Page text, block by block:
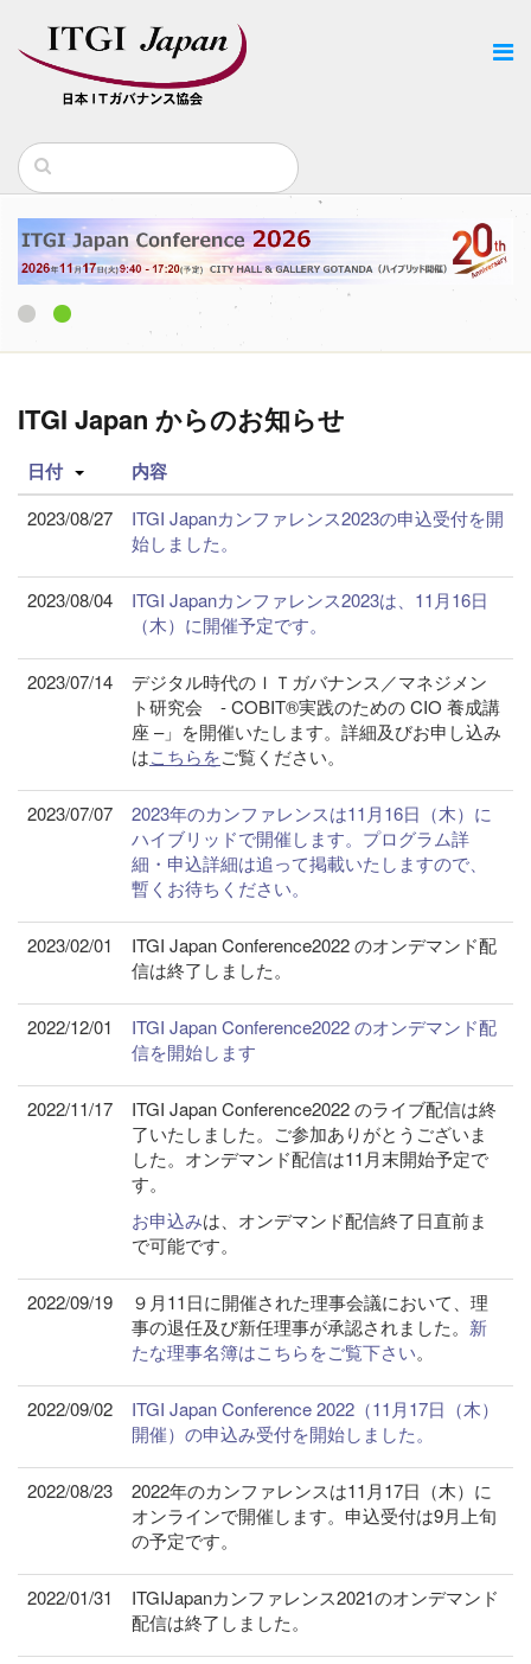
ITGI Japan からのお知らせ
日付 内容
2023/08/27
ITGI Japanカンファレンス2023の申込受付を開
始しました。
2023/08/04
ITGI Japanカンファレンス2023は、11月16日
（木）に開催予定です。
2023/07/14
デジタル時代のＩＴガバナンス／マネジメン
ト研究会 - COBIT®実践のための CIO 養成講
座 –」を開催いたします。詳細及びお申し込み
はこちらをご覧ください。
2023/07/07
2023年のカンファレンスは11月16日（木）に
ハイブリッドで開催します。プログラム詳
細・申込詳細は追って掲載いたしますので、
暫くお待ちください。
2023/02/01
ITGI Japan Conference2022 のオンデマンド配
信は終了しました。
2022/12/01
ITGI Japan Conference2022 のオンデマンド配
信を開始します
2022/11/17
ITGI Japan Conference2022 のライブ配信は終
了いたしました。ご参加ありがとうございま
した。オンデマンド配信は11月末開始予定で
す。
お申込みは、オンデマンド配信終了日直前ま
で可能です。
2022/09/19
９月11日に開催された理事会議において、理
事の退任及び新任理事が承認されました。 新
たな理事名簿はこちらをご覧下さい。
2022/09/02
ITGI Japan Conference 2022（11月17日（木）
開催）の申込み受付を開始しました。
2022/08/23
2022年のカンファレンスは11月17日（木）に
オンラインで開催します。申込受付は9月上旬
の予定です。
2022/01/31
ITGIJapanカンファレンス2021のオンデマンド
配信は終了しました。